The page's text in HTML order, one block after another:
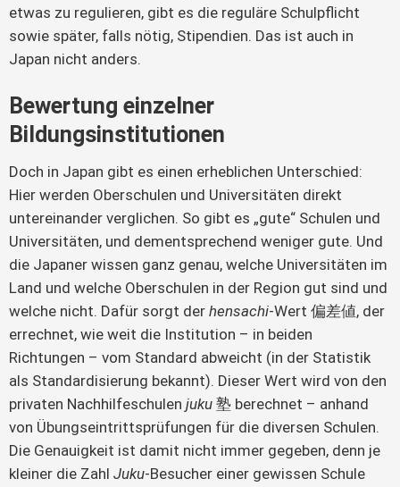
etwas zu regulieren, gibt es die reguläre Schulpflicht
sowie später, falls nötig, Stipendien. Das ist auch in
Japan nicht anders.
Bewertung einzelner
Bildungsinstitutionen
Doch in Japan gibt es einen erheblichen Unterschied:
Hier werden Oberschulen und Universitäten direkt
untereinander verglichen. So gibt es „gute“ Schulen und
Universitäten, und dementsprechend weniger gute. Und
die Japaner wissen ganz genau, welche Universitäten im
Land und welche Oberschulen in der Region gut sind und
welche nicht. Dafür sorgt der hensachi-Wert 偏差値, der
errechnet, wie weit die Institution – in beiden
Richtungen – vom Standard abweicht (in der Statistik
als Standardisierung bekannt). Dieser Wert wird von den
privaten Nachhilfeschulen juku 塾 berechnet – anhand
von Übungseintrittsprüfungen für die diversen Schulen.
Die Genauigkeit ist damit nicht immer gegeben, denn je
kleiner die Zahl Juku-Besucher einer gewissen Schule